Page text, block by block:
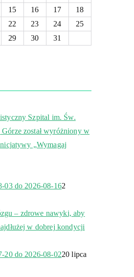
15 16 17
18
22 23 24
25
29 30 31
Szpital im. Św.
został wyróżniony w
„Wymagaj
03 do 2026-08-162
– zdrowe nawyki, aby
w dobrej kondycji
20 do 2026-08-0220 lipca